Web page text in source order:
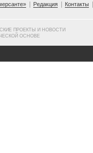
Редакция Контакты
ПРОЕКТЫ И НОВОСТИ
ОСНОВЕ